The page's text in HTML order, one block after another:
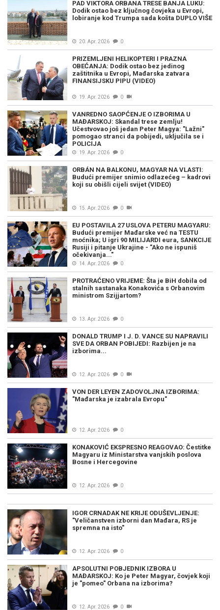
PAD VIKTORA ORBANA TRESE BANJA LUKU:
Dodik ostao bez ključnog čovjeka u Evropi,
lobiranje kod Trumpa sada košta DUPLO VIŠE
20. Apr. 2026 0
PRIZEMLJENI HELIKOPTERI I PRAZNA
OBEĆANJA: Dodik ostao bez jedinog
zaštitnika u Evropi, Mađarska zatvara
FINANSIJSKU PIPU (VIDEO)
19. Apr. 2026 0
VANREDNO SAOPĆENJE O IZBORIMA U
MAĐARSKOJ: Skandal trese zemlju!
Učestvovao još jedan Peter Magya: "Lažni"
pomogao stranci da pobijedi, uključila se i
POLICIJA
19. Apr. 2026 0
ORBÁN NA BALKONU, MAGYAR NA VLASTI:
Budući premijer snimio odlazećeg – kadrovi
koji su obišli cijeli svijet (VIDEO)
15. Apr. 2026 0
EU POSTAVILA 27 USLOVA PETERU MAGYARU:
Budući premijer Mađarske već na TESTU
moćnika; U igri 90 MILIJARDI eura, SANKCIJE
Rusiji i pitanje Ukrajine - "Ako ne ispuniš
očekivanja..."
14. Apr. 2026 0
PROTRAĆENO VRIJEME: Šta je BiH dobila od
stalnih sastanaka Konakovića s Orbanovim
ministrom Szijjartom?
13. Apr. 2026 0
DONALD TRUMP I J. D. VANCE SU NAPRAVILI
SVE DA ORBAN POBIJEDI: Razbijen je na
izborima...
12. Apr. 2026 0
VON DER LEYEN ZADOVOLJNA IZBORIMA:
"Mađarska je izabrala Evropu"
12. Apr. 2026 0
KONAKOVIĆ EKSPRESNO REAGOVAO: Čestitke
Magyaru iz Ministarstva vanjskih poslova
Bosne i Hercegovine
12. Apr. 2026 0
IGOR CRNADAK NE KRIJE ODUŠEVLJENJE:
"Veličanstven izborni dan Mađara, RS je
spremna na isto"
12. Apr. 2026 0
APSOLUTNI POBJEDNIK IZBORA U
MAĐARSKOJ: Ko je Peter Magyar, čovjek koji
je "pomeo" Orbana na izborima?
12. Apr. 2026 0